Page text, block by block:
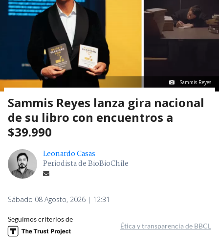
Sammis Reyes
Sammis Reyes lanza gira nacional
de su libro con encuentros a
$39.990
Leonardo Casas
Periodista de BioBioChile
Sábado 08 Agosto, 2026 | 12:31
Seguimos criterios de
Ética y transparencia de BBCL